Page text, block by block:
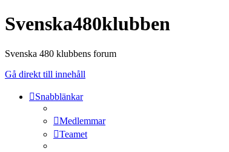
Svenska480klubben
Svenska 480 klubbens forum
Gå direkt till innehåll
Snabblänkar
Medlemmar
Teamet